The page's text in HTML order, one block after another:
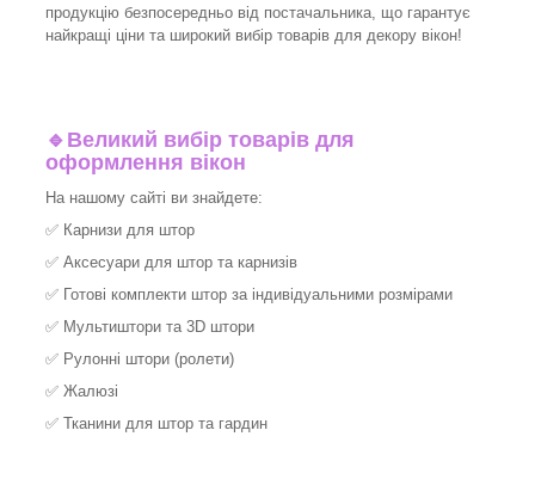
продукцію безпосередньо від постачальника, що гарантує
найкращі ціни та широкий вибір товарів для декору вікон!​
🔹 Великий вибір товарів для
оформлення вікон
На нашому сайті ви знайдете:
✅ Карнизи для штор
✅ Аксесуари для штор та карнизів
✅ Готові комплекти штор за індивідуальними розмірами
✅ Мультиштори та 3D штори
✅ Рулонні штори (ролети)
✅ Жалюзі
✅ Тканини для штор та гардин